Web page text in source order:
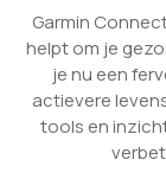
Garmin
helpt om je
je nu een
actievere
tools en